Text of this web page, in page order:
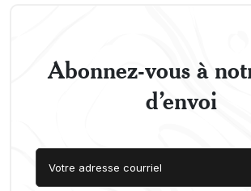
Abonnez-vous à
d’envoi